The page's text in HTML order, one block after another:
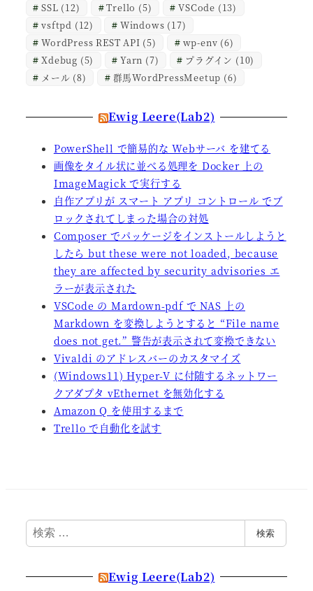
SSL (12) Trello (5) VSCode (13)
vsftpd (12) Windows (17)
WordPress REST API (5) wp-env (6)
Xdebug (5) Yarn (7) プラグイン (10)
メール (8) 群馬WordPressMeetup (6)
Ewig Leere(Lab2)
PowerShell で簡易的な Webサーバ を建てる
画像をタイル状に並べる処理を Docker 上の
ImageMagick で実行する
自作アプリが スマート アプリ コントロール でブ
ロックされてしまった場合の対処
Composer でパッケージをインストールしようと
したら but these were not loaded, because
they are affected by security advisories エ
ラーが表示された
VSCode の Mardown-pdf で NAS 上の
Markdown を変換しようとすると “File name
does not get.” 警告が表示されて変換できない
Vivaldi のアドレスバーのカスタマイズ
(Windows11) Hyper-V に付随するネットワー
クアダプタ vEthernet を無効化する
Amazon Q を使用するまで
Trello で自動化を試す
検
索
検索
Ewig Leere(Lab2)